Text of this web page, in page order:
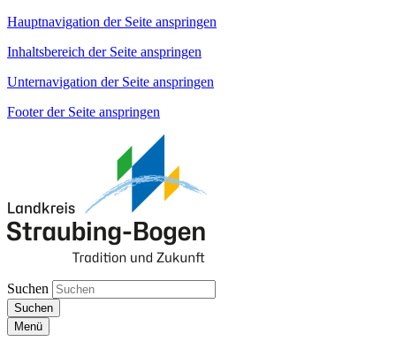
Hauptnavigation der Seite anspringen
Inhaltsbereich der Seite anspringen
Unternavigation der Seite anspringen
Footer der Seite anspringen
Suchen
Suchen
Menü